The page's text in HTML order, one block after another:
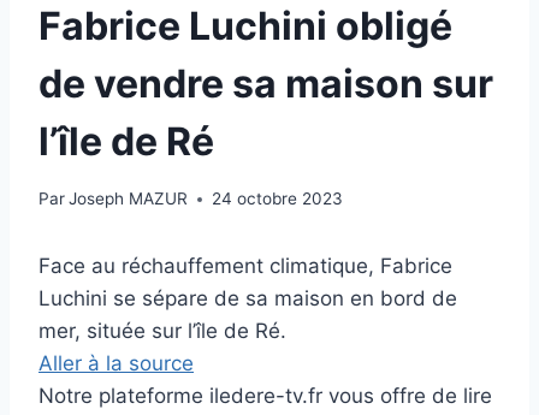
Fabrice Luchini obligé
de vendre sa maison sur
l’île de Ré
ParJoseph MAZUR 24 octobre 2023
Face au réchauffement climatique, Fabrice
Luchini se sépare de sa maison en bord de
mer, située sur l’île de Ré.
Aller à la source
Notre plateforme iledere-tv.fr vous offre de lire